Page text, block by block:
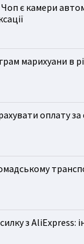
Чоп є камери
марихуани в
оплату за
з AliExpress: